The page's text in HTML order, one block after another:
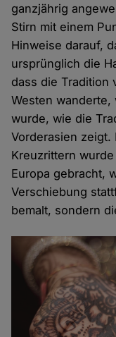
ganzjährig
Stirn mit einem
Hinweise darauf,
ursprünglich die
dass die Tradition
Westen
wurde, wie die
Vorderasien
Kreuzrittern
Europa gebracht,
Verschiebung
bemalt, sondern